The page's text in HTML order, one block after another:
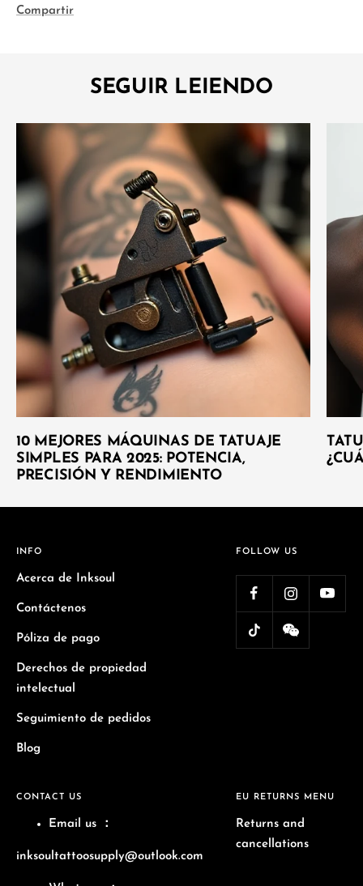
Compartir
SEGUIR LEIENDO
10 MEJORES MÁQUINAS DE TATUAJE
SIMPLES PARA 2025: POTENCIA,
PRECISIÓN Y RENDIMIENTO
INFO
Acerca de Inksoul
Contáctenos
Póliza de pago
Derechos de propiedad
intelectual
Seguimiento de pedidos
Blog
FOLLOW US
CONTACT US
Email us ：
inksoultattoosupply@outlook.com
EU RETURNS MENU
Returns and
cancellations